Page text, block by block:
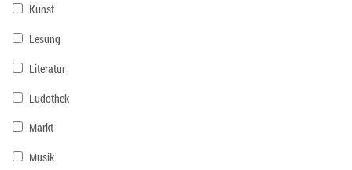
Kunst
Lesung
Literatur
Ludothek
Markt
Musik